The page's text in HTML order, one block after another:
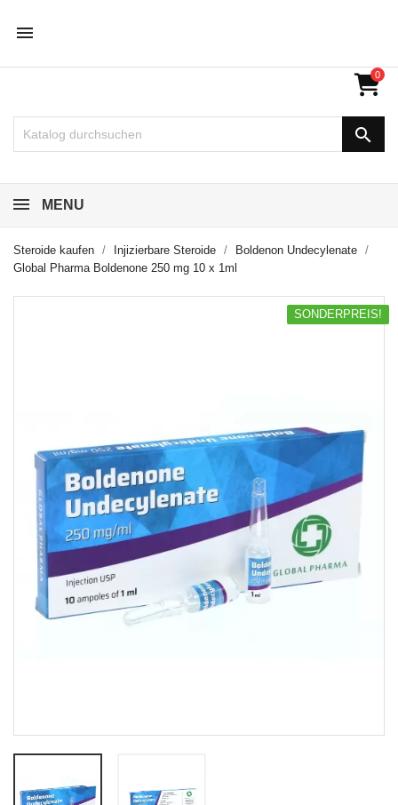

0

MENU
Steroide kaufen Injizierbare Steroide
Boldenon Undecylenate
Global Pharma Boldenone 250 mg 10 x 1ml
SONDERPREIS!